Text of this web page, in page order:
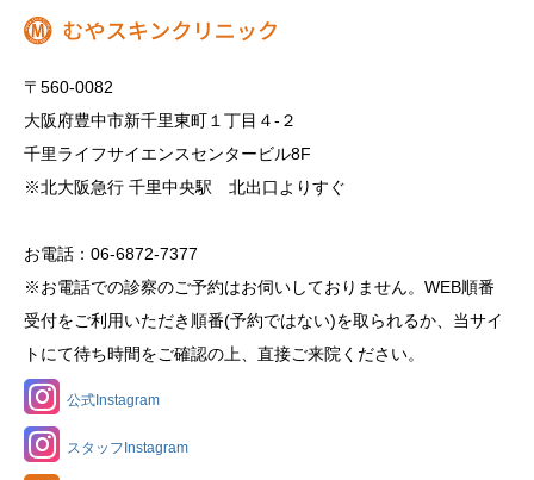
〒560-0082
大阪府豊中市新千里東町１丁目４‐２
千里ライフサイエンスセンタービル8F
※北大阪急行 千里中央駅 北出口よりすぐ
お電話：06-6872-7377
※お電話での診察のご予約はお伺いしておりません。WEB順番
受付をご利用いただき順番(予約ではない)を取られるか、当サイ
トにて待ち時間をご確認の上、直接ご来院ください。
公式Instagram
スタッフInstagram